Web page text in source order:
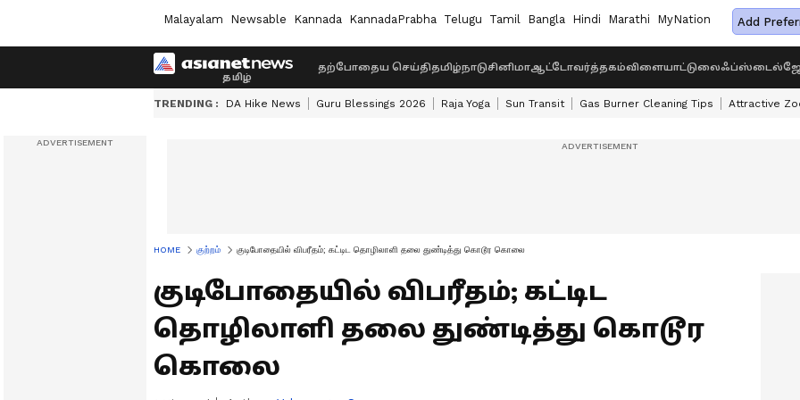
Malayalam Newsable Kannada KannadaPrabha Telugu Tamil Bangla Hindi Marathi MyNation Add
தற்போதைய செய்திதமிழ்நாடுசினிமாஆட்டோவர்த்தகம்விளையாட்டுலைஃப்ஸ்டைல்
TRENDING : DA Hike News Guru Blessings 2026 Raja Yoga Sun Transit Gas Burner Cleaning Tips Attractive
HOME குற்றம் குடிபோதையில் விபரீதம்; கட்டிட தொழிலாளி தலை துண்டித்து கொடூர கொலை
குடிபோதையில் விபரீதம்; கட்டிட
தொழிலாளி தலை துண்டித்து கொடூர
கொலை